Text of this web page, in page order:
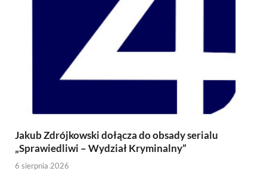
Jakub Zdrójkowski dołącza do obsady serialu
„Sprawiedliwi – Wydział Kryminalny”
6 sierpnia 2026